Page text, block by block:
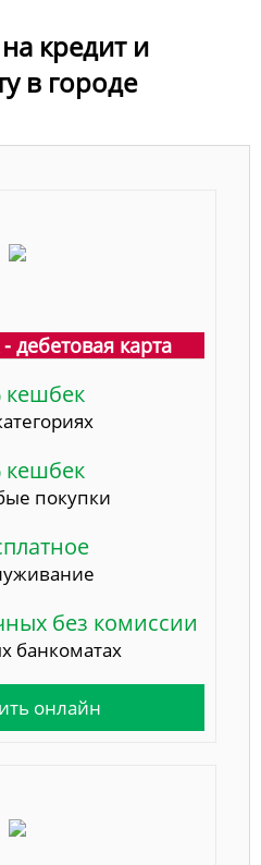
кредит и
в городе
дебетовая карта
кешбек
кешбек
покупки
без комиссии
банкоматах
онлайн